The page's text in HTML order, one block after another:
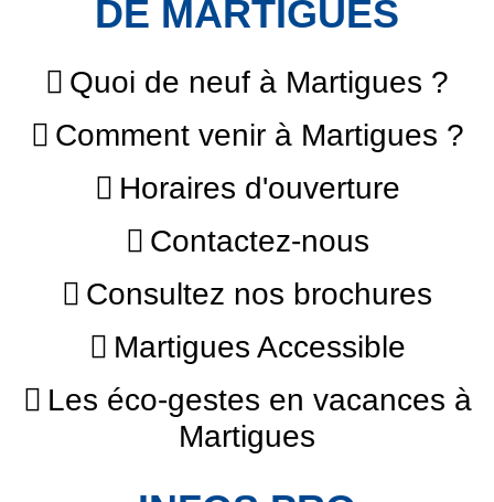
DE MARTIGUES
Quoi de neuf à Martigues ?
Comment venir à Martigues ?
Horaires d'ouverture
Contactez-nous
Consultez nos brochures
Martigues Accessible
Les éco-gestes en vacances à
Martigues